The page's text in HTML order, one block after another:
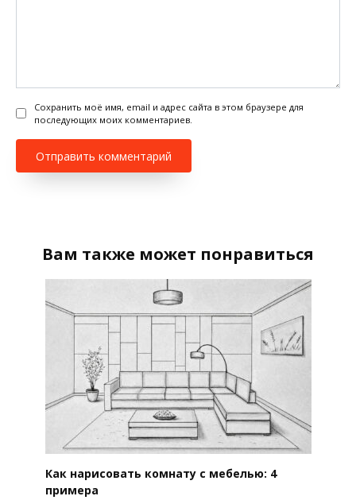
Сохранить моё имя, email и адрес сайта в этом браузере для
последующих моих комментариев.
Вам также может понравиться
Как нарисовать комнату с мебелью: 4
примера